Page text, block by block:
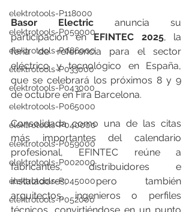
elektrotools-P118000
elektrotools-P059000
elektrotools-P086000
elektrotools-P033000
elektrotools-P043000
elektrotools-P065000
elektrotools-P040000
elektrotools-P059000
elektrotools-P002000
elektrotools-P045000
elektrotools-P052000
Basor Electric anuncia su
participación en EFINTEC 2025, la
feria de referencia para el sector
eléctrico y tecnológico en España,
que se celebrará los próximos 8 y 9
de octubre en Fira Barcelona.
Consolidada como una de las citas
más importantes del calendario
profesional, EFINTEC reúne a
fabricantes, distribuidores e
instaladores, pero también
arquitectos, ingenieros o perfiles